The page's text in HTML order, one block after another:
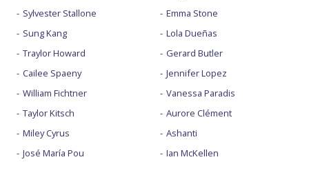
Sylvester Stallone
Sung Kang
Traylor Howard
Cailee Spaeny
William Fichtner
Taylor Kitsch
Miley Cyrus
José María Pou
Emma Stone
Lola Dueñas
Gerard Butler
Jennifer Lopez
Vanessa Paradis
Aurore Clément
Ashanti
Ian McKellen